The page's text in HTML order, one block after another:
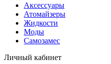
Аксессуары
Атомайзеры
Жидкости
Моды
Самозамес
Личный кабинет